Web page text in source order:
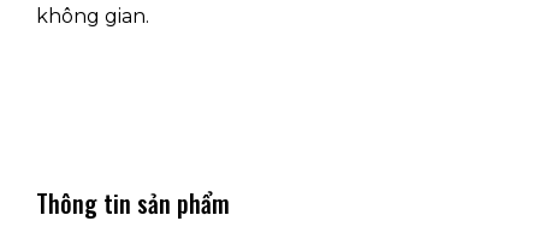
không gian.
Thông tin sản phẩm